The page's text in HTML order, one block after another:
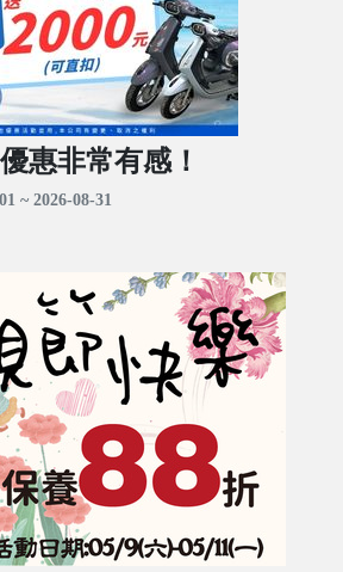
惠非常有感！
~ 2026-08-31